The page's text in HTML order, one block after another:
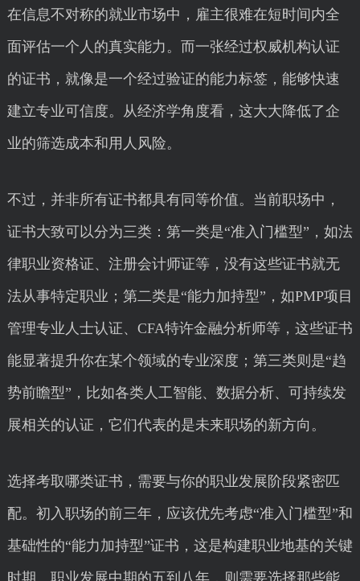
在信息不对称的就业市场中，雇主很难在短时间内全
面评估一个人的真实能力。而一张经过权威机构认证
的证书，就像是一个经过验证的能力标签，能够快速
建立专业可信度。从经济学角度看，这大大降低了企
业的筛选成本和用人风险。
不过，并非所有证书都具有同等价值。当前职场中，
证书大致可以分为三类：第一类是“准入门槛型”，如法
律职业资格证、注册会计师证等，没有这些证书就无
法从事特定职业；第二类是“能力加持型”，如PMP项目
管理专业人士认证、CFA特许金融分析师等，这些证书
能显著提升你在某个领域的专业深度；第三类则是“趋
势前瞻型”，比如各类人工智能、数据分析、可持续发
展相关的认证，它们代表的是未来职场的新方向。
选择考取哪类证书，需要与你的职业发展阶段紧密匹
配。初入职场的前三年，应该优先考虑“准入门槛型”和
基础性的“能力加持型”证书，这是构建职业地基的关键
时期。职业发展中期的五到八年，则需要选择那些能